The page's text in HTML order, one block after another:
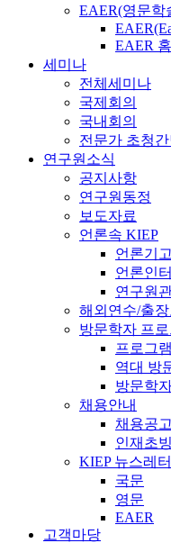
EAER(영문학
EAER
세미나
전체세미나
국제회의
국내회의
전문가 초청간
연구원소식
공지사항
연구원동정
보도자료
언론속 KIEP
언론기고
언론인
연구원
해외연수/출장
방문학자 프
프로그
역대 방
방문학
채용안내
채용공고
인재초빙
KIEP 뉴스레터
국문
영문
EAER
고객마당